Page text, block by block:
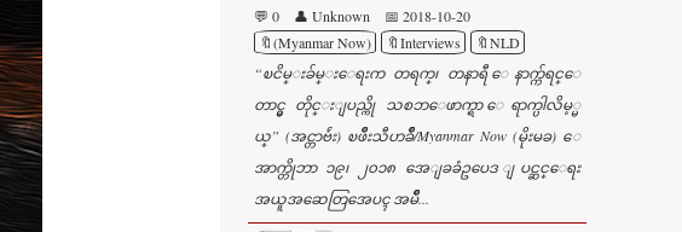
💬 0 👤 Unknown
📅 2018-10-20
🔖(Myanmar Now)
🔖Interviews
🔖NLD
“ၿငိမ္းခ်မ္းေရးက တရက္၊ တနာရီ ေနာက္က်ရင္ေ
တာင္မွ တိုင္းျပည္ကို သစၥာေဖာက္ရာ ေရာက္ပါလိမ့္မ
ယ္” (အင္တာဗ်ဴး) ၿဖိဳးသီဟခ်ိဳ/Myanmar Now (မိုးမခ) ေ
အာက္တိုဘာ ၁၉၊ ၂၀၁၈ အေျခခံဥပေဒ ျပင္ဆင္ေရး
အယူအဆေတြအေပၚ အမ်ိဳ...